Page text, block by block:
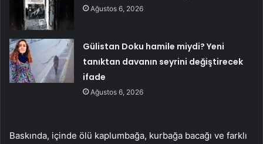
Ağustos 6, 2026
Gülistan Doku hamile miydi? Yeni
tanıktan davanın seyrini değiştirecek
ifade
Ağustos 6, 2026
Baskında, içinde ölü kaplumbağa, kurbağa bacağı ve farklı